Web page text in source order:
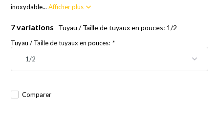
inoxydable...Afficher plus
7 variations Tuyau / Taille de tuyaux en pouces: 1/2
Tuyau / Taille de tuyaux en pouces: *
Comparer